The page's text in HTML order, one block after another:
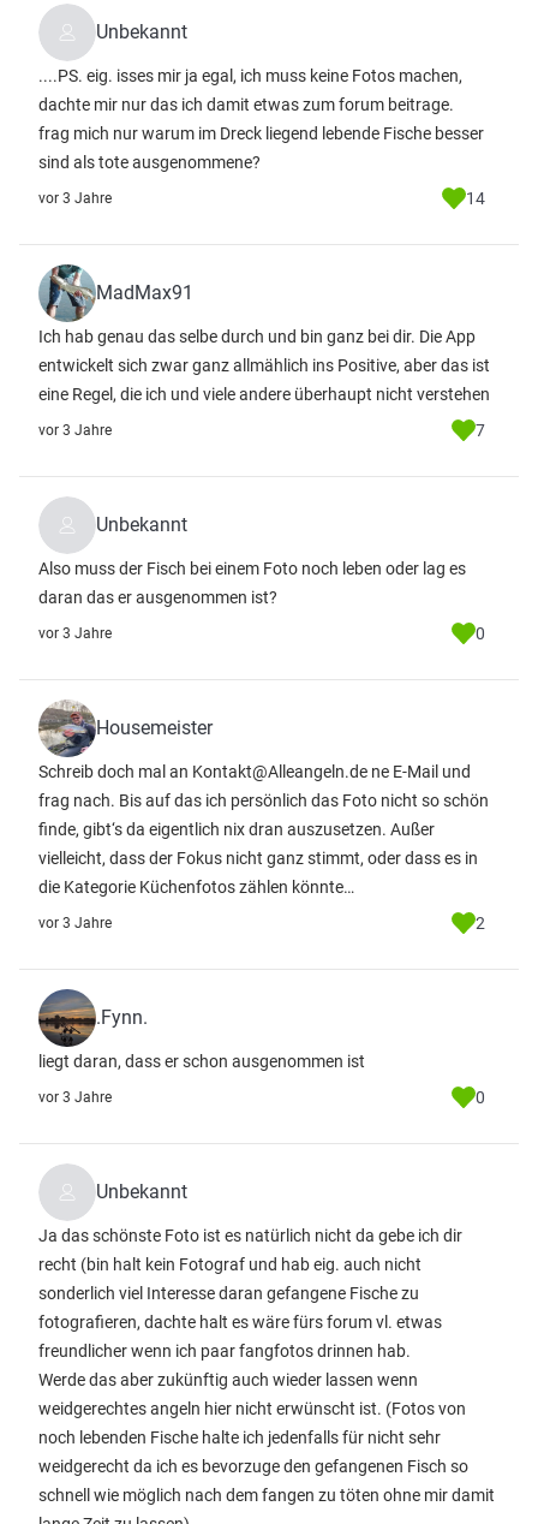
Unbekannt
....PS. eig. isses mir ja egal, ich muss keine Fotos machen,
dachte mir nur das ich damit etwas zum forum beitrage.
frag mich nur warum im Dreck liegend lebende Fische besser
sind als tote ausgenommene?
vor 3 Jahre 14
MadMax91
Ich hab genau das selbe durch und bin ganz bei dir. Die App
entwickelt sich zwar ganz allmählich ins Positive, aber das ist
eine Regel, die ich und viele andere überhaupt nicht verstehen
vor 3 Jahre 7
Unbekannt
Also muss der Fisch bei einem Foto noch leben oder lag es
daran das er ausgenommen ist?
vor 3 Jahre 0
Housemeister
Schreib doch mal an Kontakt@Alleangeln.de ne E-Mail und
frag nach. Bis auf das ich persönlich das Foto nicht so schön
finde, gibt‘s da eigentlich nix dran auszusetzen. Außer
vielleicht, dass der Fokus nicht ganz stimmt, oder dass es in
die Kategorie Küchenfotos zählen könnte…
vor 3 Jahre 2
.Fynn.
liegt daran, dass er schon ausgenommen ist
vor 3 Jahre 0
Unbekannt
Ja das schönste Foto ist es natürlich nicht da gebe ich dir
recht (bin halt kein Fotograf und hab eig. auch nicht
sonderlich viel Interesse daran gefangene Fische zu
fotografieren, dachte halt es wäre fürs forum vl. etwas
freundlicher wenn ich paar fangfotos drinnen hab.
Werde das aber zukünftig auch wieder lassen wenn
weidgerechtes angeln hier nicht erwünscht ist. (Fotos von
noch lebenden Fische halte ich jedenfalls für nicht sehr
weidgerecht da ich es bevorzuge den gefangenen Fisch so
schnell wie möglich nach dem fangen zu töten ohne mir damit